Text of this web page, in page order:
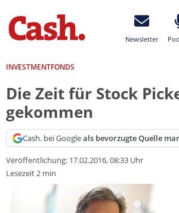
Newsletter
INVESTMENTFONDS
Die Zeit für Stock
gekommen
Cash. bei Googleals bevorzugte Quelle
Veröffentlichung: 17.02.2016, 08:33 Uhr
Lesezeit 2 min